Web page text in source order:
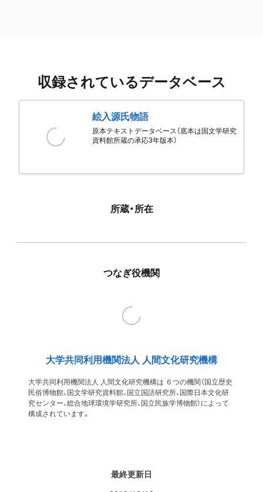
収録されているデータベース
絵入源氏物語
原本テキストデータベース（底本は国文学研究
資料館所蔵の承応3年版本）
所蔵・所在
つなぎ役機関
大学共同利用機関法人 人間文化研究機構
大学共同利用機関法人 人間文化研究機構は ６つの機関（国立歴史
民俗博物館、国文学研究資料館、国立国語研究所、国際日本文化研
究センター、総合地球環境学研究所、国立民族学博物館）によって
構成されています。
最終更新日